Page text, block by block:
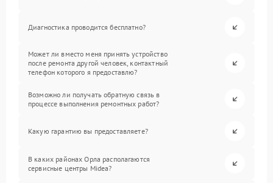
Диагностика проводится бесплатно?
Может ли вместо меня принять устройство
после ремонта другой человек, контактный
телефон которого я предоставлю?
Возможно ли получать обратную связь в
процессе выполнения ремонтных работ?
Какую гарантию вы предоставляете?
В каких районах Орла располагаются
сервисные центры Midea?